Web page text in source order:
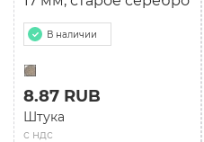
В наличии
с ндс
8.87 RUB
Штука